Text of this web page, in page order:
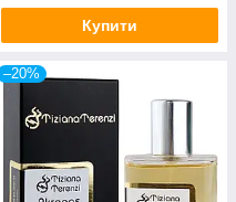
Купити
–20%